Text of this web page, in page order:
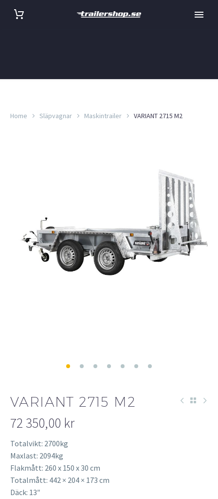
Home Släpvagnar Maskintrailer VARIANT 2715 M2
VARIANT 2715 M2
72 350,00 kr
Totalvikt: 2700kg
Maxlast: 2094kg
Flakmått: 260 x 150 x 30 cm
Totalmått: 442 ​​​​​× 204 × 173 cm
Däck: 13″